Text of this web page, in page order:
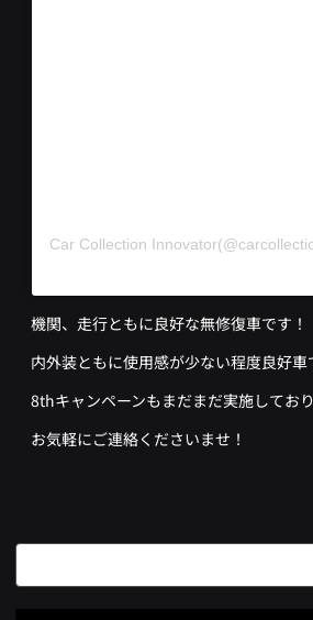
機関、走行ともに良好な無修復車です！
内外装ともに使用感が少ない程度良好
8thキャンペーンもまだまだ実施しており
お気軽にご連絡くださいませ！